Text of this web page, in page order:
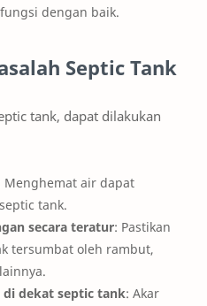
dengan baik.
Septic Tank
tank, dapat dilakukan
Menghemat air dapat
tank.
secara teratur: Pastikan
tersumbat oleh rambut,
dekat septic tank: Akar